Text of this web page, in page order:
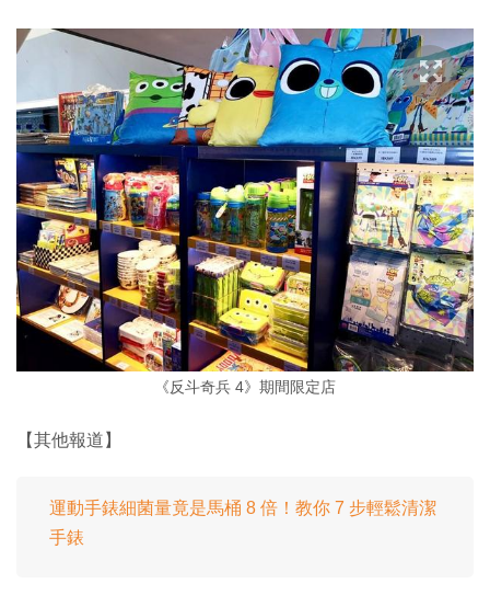
《反斗奇兵 4》期間限定店
【其他報道】
運動手錶細菌量竟是馬桶 8 倍！教你 7 步輕鬆清潔
手錶